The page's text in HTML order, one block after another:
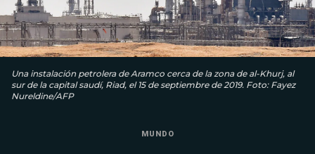
Una instalación petrolera de Aramco cerca de la zona de al-Khurj, al
sur de la capital saudí, Riad, el 15 de septiembre de 2019. Foto: Fayez
Nureldine/AFP
MUNDO